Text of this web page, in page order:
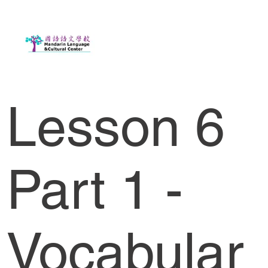
Lesson 6
Part 1 -
Vocabular